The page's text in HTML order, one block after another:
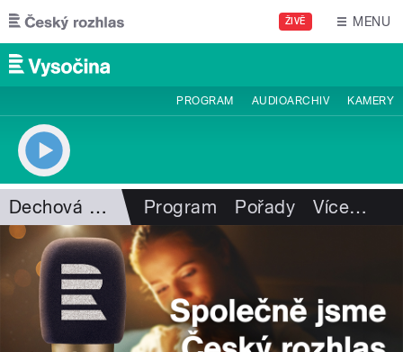
Přejít k hlavnímu obsahu
ŽIVĚ MENU
PROGRAM AUDIOARCHIV KAMERY
Dechová hudba Program Pořady Více…